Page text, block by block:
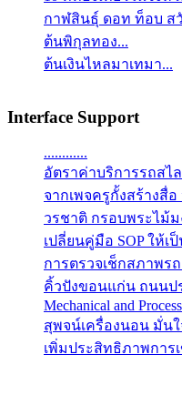
กาฬสินธุ์ ดอท ท็อบ สวั
ต้นพิกุลทอง...
ต้นเงินไหลมาเทมา...
Interface Support
............
อัตราค่าบริการรถสไ
จากเพจครูกั้งสร้างสื่อ
วรชาติ กรอบพระไม้ม
เปลี่ยนคู่มือ SOP ให้เ
การตรวจเช็กสภาพร
คิ้วปังขอนแก่น ถนนป
Mechanical and
สุพจน์เครื่องนอน มั่น
เพิ่มประสิทธิภาพการเ